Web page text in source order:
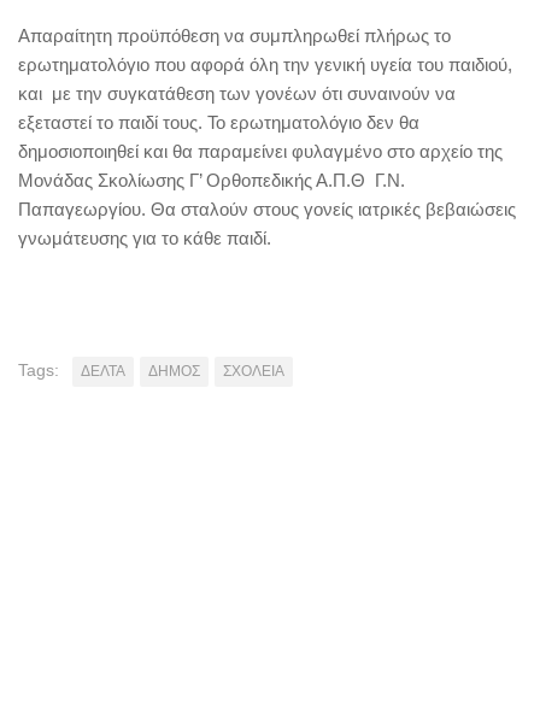
Απαραίτητη προϋπόθεση να συμπληρωθεί πλήρως το
ερωτηματολόγιο που αφορά όλη την γενική υγεία του παιδιού,
και με την συγκατάθεση των γονέων ότι συναινούν να
εξεταστεί το παιδί τους. Το ερωτηματολόγιο δεν θα
δημοσιοποιηθεί και θα παραμείνει φυλαγμένο στο αρχείο της
Μονάδας Σκολίωσης Γ’ Ορθοπεδικής Α.Π.Θ Γ.Ν.
Παπαγεωργίου. Θα σταλούν στους γονείς ιατρικές βεβαιώσεις
γνωμάτευσης για το κάθε παιδί.
Tags: ΔΕΛΤΑ ΔΗΜΟΣ ΣΧΟΛΕΙΑ